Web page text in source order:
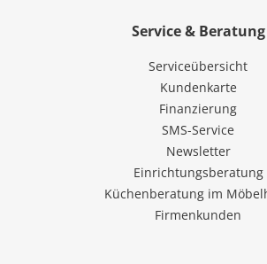
Service & Beratung
Serviceübersicht
Kundenkarte
Finanzierung
SMS-Service
Newsletter
Einrichtungsberatung
Küchenberatung im
Firmenkunden